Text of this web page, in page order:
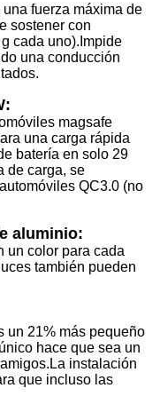
fuerza máxima de
sostener con
cada uno). Impide
una conducción
magsafe
una carga rápida
batería en solo 29
de carga, se
QC3.0 (no
aluminio:
un color para cada
también pueden
un 21% más pequeño
hace que sea un
La instalación
que incluso las